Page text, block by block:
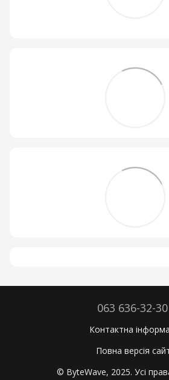
063 636-32-30
Контактна
Повна версія
© ByteWave, 2025. Усі